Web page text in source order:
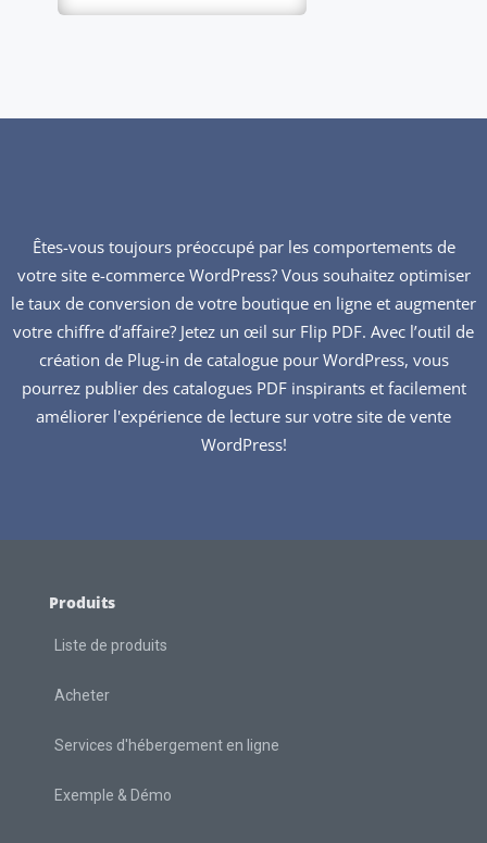
Êtes-vous toujours préoccupé par les comportements de
votre site e-commerce WordPress? Vous souhaitez optimiser
le taux de conversion de votre boutique en ligne et augmenter
votre chiffre d’affaire? Jetez un œil sur Flip PDF. Avec l’outil de
création de Plug-in de catalogue pour WordPress, vous
pourrez publier des catalogues PDF inspirants et facilement
améliorer l'expérience de lecture sur votre site de vente
WordPress!
Produits
Liste de produits
Acheter
Services d'hébergement en ligne
Exemple & Démo